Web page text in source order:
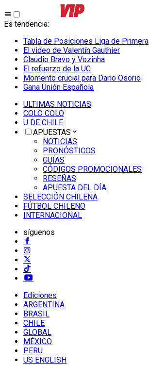
Es tendencia:
Tabla de Posiciones Liga de Primera
El video de Valentín Gauthier
Claudio Bravo y Vozinha
El refuerzo de la UC
Momento crucial para Darío Osorio
Gana Unión Española
ULTIMAS NOTICIAS
COLO COLO
U DE CHILE
APUESTAS
NOTICIAS
PRONÓSTICOS
GUÍAS
CÓDIGOS PROMOCIONALES
RESEÑAS
APUESTA DEL DÍA
SELECCIÓN CHILENA
FÚTBOL CHILENO
INTERNACIONAL
síguenos
Ediciones
ARGENTINA
BRASIL
CHILE
GLOBAL
MÉXICO
PERU
US ENGLISH